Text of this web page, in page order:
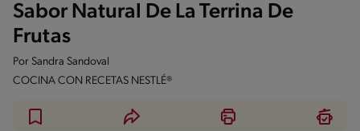
Sabor Natural De La Terrina De
Frutas
Por Sandra Sandoval
COCINA CON RECETAS NESTLÉ®